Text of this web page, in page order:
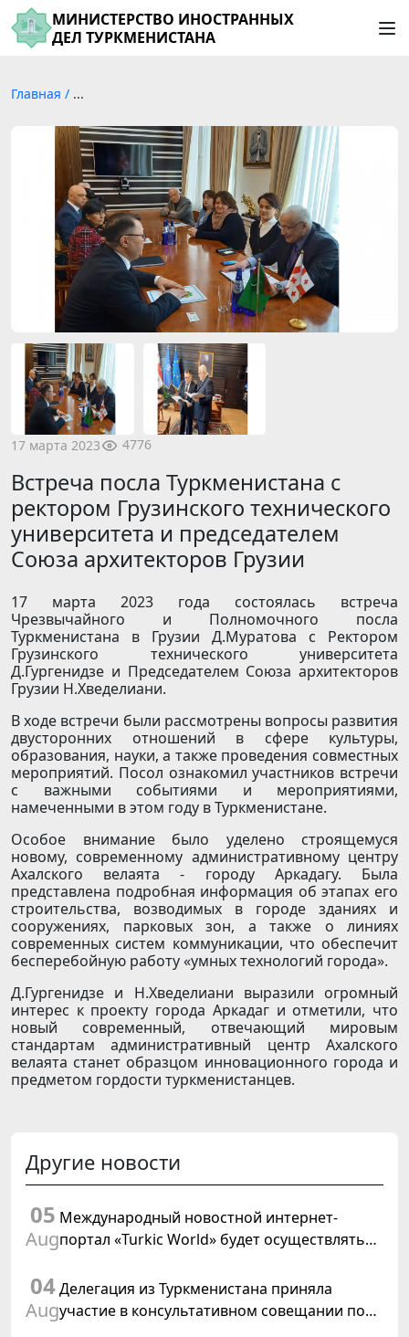
МИНИСТЕРСТВО ИНОСТРАННЫХ
ДЕЛ ТУРКМЕНИСТАНА
Главная / ...
17 марта 2023 4776
Встреча посла Туркменистана с
ректором Грузинского технического
университета и председателем
Союза архитекторов Грузии
17 марта 2023 года состоялась встреча
Чрезвычайного и Полномочного посла
Туркменистана в Грузии Д.Муратова с Ректором
Грузинского технического университета
Д.Гургенидзе и Председателем Союза архитекторов
Грузии Н.Хведелиани.
В ходе встречи были рассмотрены вопросы развития
двусторонних отношений в сфере культуры,
образования, науки, а также проведения совместных
мероприятий. Посол ознакомил участников встречи
с важными событиями и мероприятиями,
намеченными в этом году в Туркменистане.
Особое внимание было уделено строящемуся
новому, современному административному центру
Ахалского велаята - городу Аркадагу. Была
представлена подробная информация об этапах его
строительства, возводимых в городе зданиях и
сооружениях, парковых зон, а также о линиях
современных систем коммуникации, что обеспечит
бесперебойную работу «умных технологий города».
Д.Гургенидзе и Н.Хведелиани выразили огромный
интерес к проекту города Аркадаг и отметили, что
новый современный, отвечающий мировым
стандартам административный центр Ахалского
велаята станет образцом инновационного города и
предметом гордости туркменистанцев.
Другие новости
05
Aug
Международный новостной интернет-
портал «Turkic World» будет осуществлять
заседания Халк Маслахаты Туркменистана
04
Aug
Делегация из Туркменистана приняла
участие в консультативном совещании по